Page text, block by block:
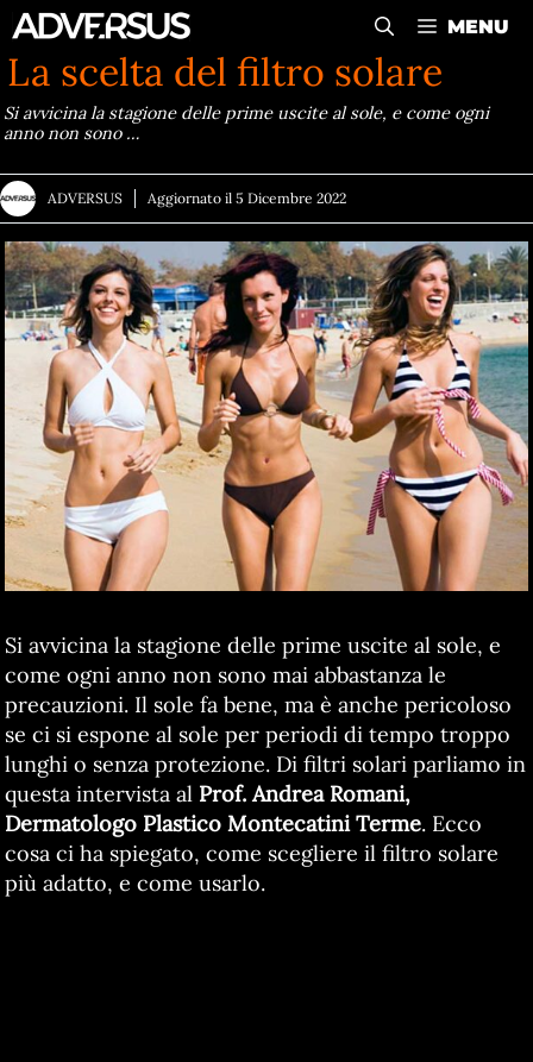
Vai
al
contenuto
MENU
La scelta del filtro solare
Si avvicina la stagione delle prime uscite al sole, e come ogni
anno non sono …
ADVERSUS Aggiornato il 5 Dicembre 2022
Si avvicina la stagione delle prime uscite al sole, e
come ogni anno non sono mai abbastanza le
precauzioni. Il sole fa bene, ma è anche pericoloso
se ci si espone al sole per periodi di tempo troppo
lunghi o senza protezione. Di filtri solari parliamo in
questa intervista al Prof. Andrea Romani,
Dermatologo Plastico Montecatini Terme. Ecco
cosa ci ha spiegato, come scegliere il filtro solare
più adatto, e come usarlo.